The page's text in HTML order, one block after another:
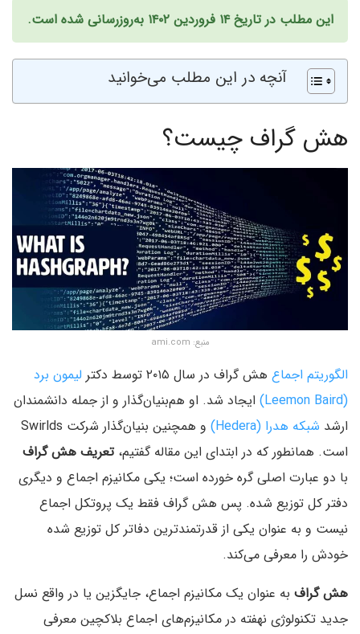
این مطلب در تاریخ ۱۴ فروردین ۱۴۰۲ به‌روزرسانی شده است.
آنچه در این مطلب می‌خوانید
هش گراف چیست؟
منبع: ami.com
الگوریتم اجماع هش گراف در سال ۲۰۱۵ توسط دکتر
لیمون برد
(Leemon Baird)‌
ایجاد شد. او هم‌بنیان‌گذار و از جمله دانشمندان
ارشد شبکه هدرا (Hedera)
و همچنین بنیان‌گذار شرکت Swirlds
است. همانطور که در ابتدای این مقاله گفتیم،تعریف هش گراف
با دو عبارت اصلی گره خورده است؛ یکی مکانیزم اجماع و دیگری
دفتر کل توزیع شده. پس هش گراف فقط یک پروتکل اجماع
نیست و به عنوان یکی از قدرتمندترین دفاتر کل توزیع شده
خودش را معرفی می‌کند.
هش گراف به عنوان یک مکانیزم اجماع، جایگزین یا در واقع نسل
جدید تکنولوژی نهفته در مکانیزم‌های اجماع بلاکچین معرفی